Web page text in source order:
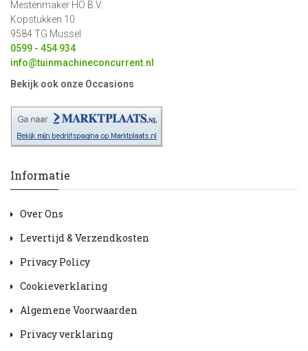
Mestenmaker HO B.V.
Kopstukken 10
9584 TG Mussel
0599 - 454 934
info@tuinmachineconcurrent.nl
Bekijk ook onze Occasions
Informatie
Over Ons
Levertijd & Verzendkosten
Privacy Policy
Cookieverklaring
Algemene Voorwaarden
Privacy verklaring